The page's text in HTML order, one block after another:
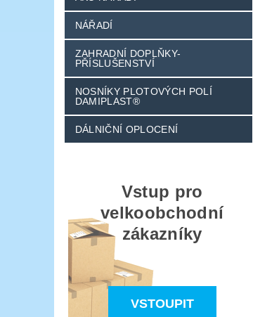
NÁŘADÍ
ZAHRADNÍ DOPLŇKY-
PŘÍSLUŠENSTVÍ
NOSNÍKY PLOTOVÝCH POLÍ
DAMIPLAST®
DÁLNIČNÍ OPLOCENÍ
Vstup pro
velkoobchodní
zákazníky
VSTOUPIT